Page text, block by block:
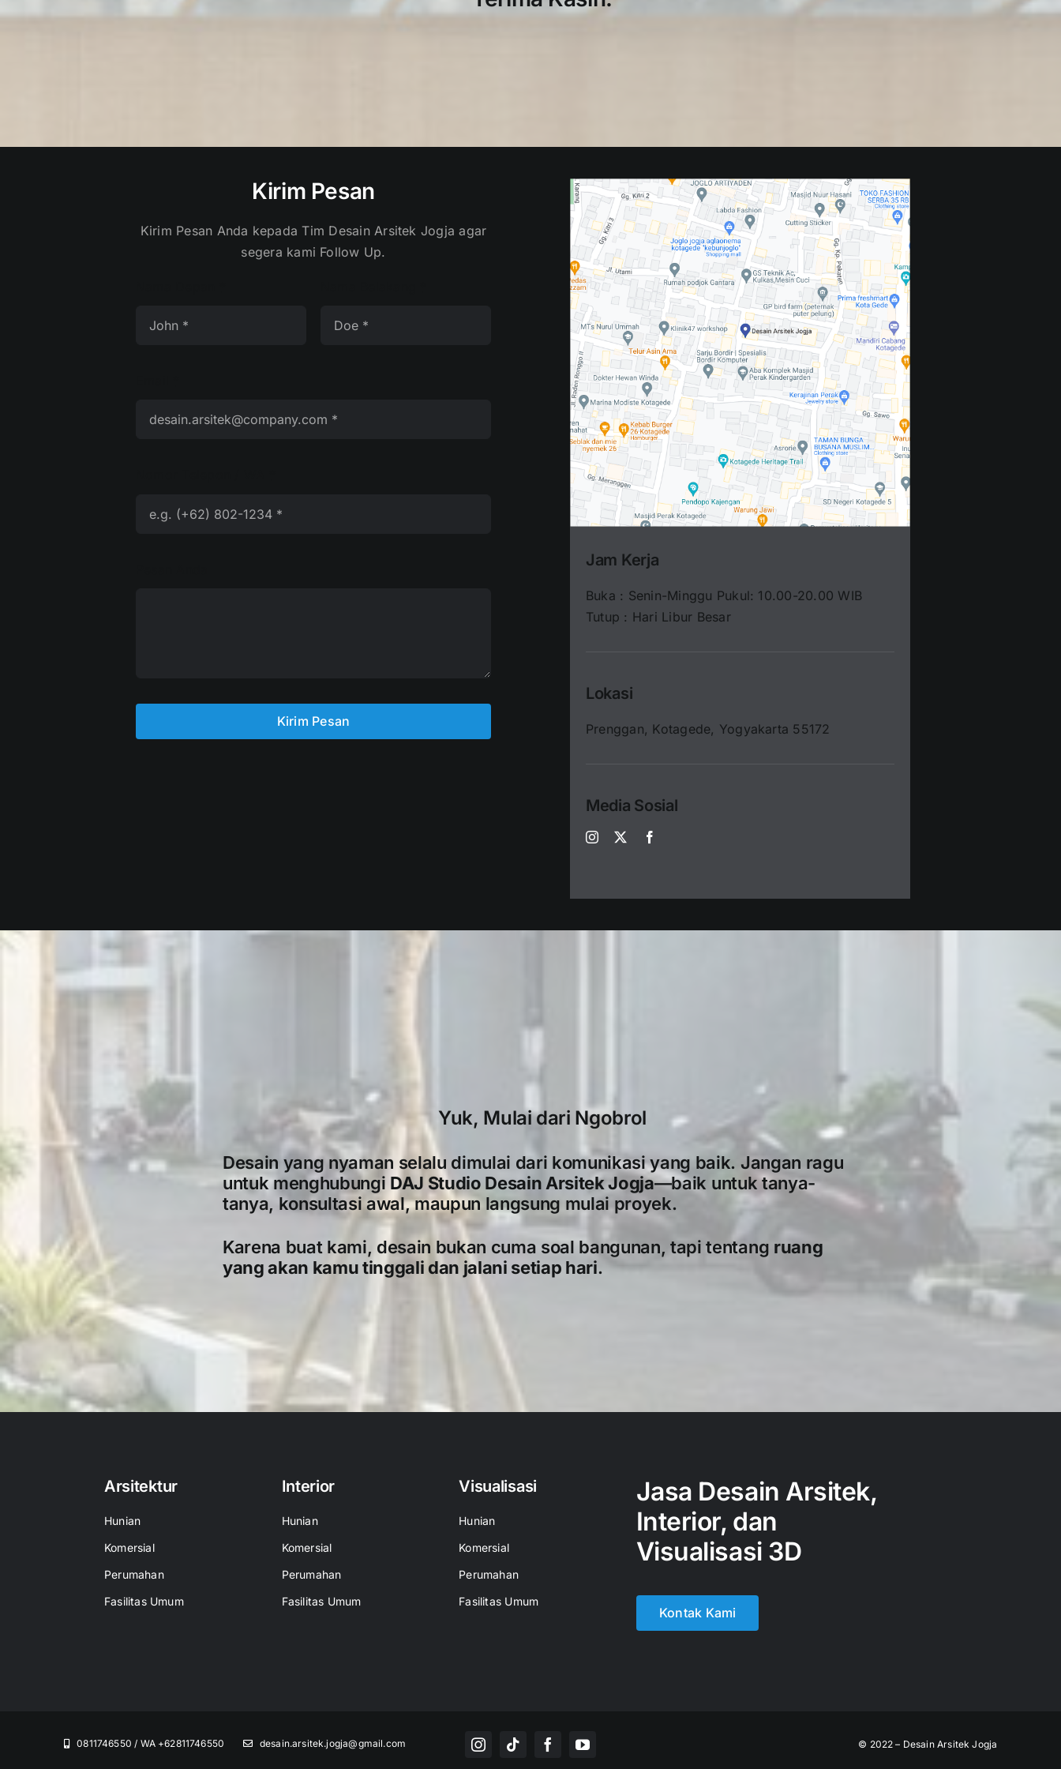
Kirim Pesan
Kirim Pesan Anda kepada Tim Desain Arsitek Jogja agar
segera kami Follow Up.
Kirim Pesan
Jam Kerja
Buka : Senin-Minggu Pukul: 10.00-20.00 WIB
Tutup : Hari Libur Besar
Lokasi
Prenggan, Kotagede, Yogyakarta 55172
Media Sosial
Yuk, Mulai dari Ngobrol
Desain yang nyaman selalu dimulai dari komunikasi yang baik. Jangan ragu
untuk menghubungi DAJ Studio Desain Arsitek Jogja—baik untuk tanya-
tanya, konsultasi awal, maupun langsung mulai proyek.
Karena buat kami, desain bukan cuma soal bangunan, tapi tentang ruang
yang akan kamu tinggali dan jalani setiap hari.
Arsitektur
Hunian
Komersial
Perumahan
Fasilitas Umum
Interior
Hunian
Komersial
Perumahan
Fasilitas Umum
Visualisasi
Hunian
Komersial
Perumahan
Fasilitas Umum
Jasa Desain Arsitek,
Interior, dan
Visualisasi 3D
Kontak Kami
0811746550 / WA +62811746550 desain.arsitek.jogja@gmail.com © 2022 – Desain Arsitek Jogja